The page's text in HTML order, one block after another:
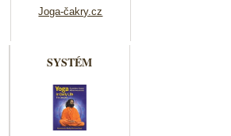
Joga-čakry.cz
SYSTÉM